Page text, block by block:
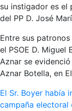
su instigador es el
del PP D. José
Entre sus
el PSOE D. Miguel
Aznar se
Aznar Botella, en
El Sr. Boyer había
campaña electoral